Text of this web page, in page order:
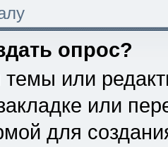
опрос?
темы или
или
для